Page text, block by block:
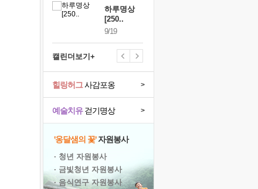
하루명상
[250..
9/19
캘린더보기+
예술치유걷기명상 >
힐링허그사감포옹 >
'옹달샘의 꽃'자원봉사
· 청년 자원봉사
· 금빛청년 자원봉사
· 음식연구 자원봉사